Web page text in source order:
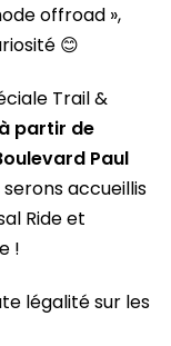
offroad »,
😊
Trail &
partir de
Paul
seronsaccueillis
Ride et
!
légalité sur les